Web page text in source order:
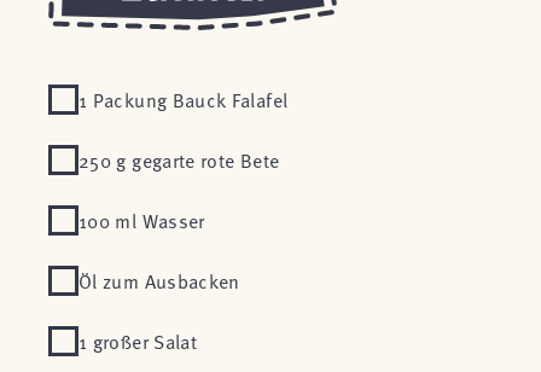
1 Packung Bauck Falafel
250 g gegarte rote Bete
100 ml Wasser
Öl zum Ausbacken
1 großer Salat